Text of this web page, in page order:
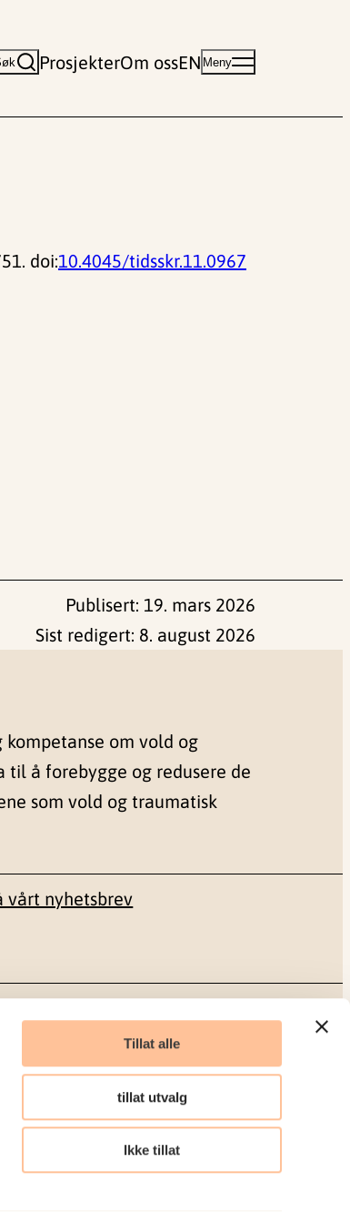
Tillat alle
tillat utvalg
Ikke tillat
ProsjekterOm ossEN Meny
doi:10.4045/tidsskr.11.0967
Publisert: 19. mars 2026
Sist redigert: 8. august 2026
kompetanse om vold og
til å forebygge og redusere de
som vold og traumatisk
vårt nyhetsbrev
medier